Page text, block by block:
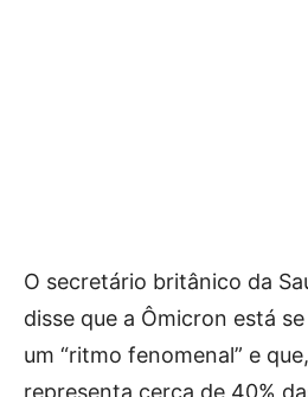
O secretário britânico da
disse que a Ômicron está
um “ritmo fenomenal” e
representa cerca de 40%